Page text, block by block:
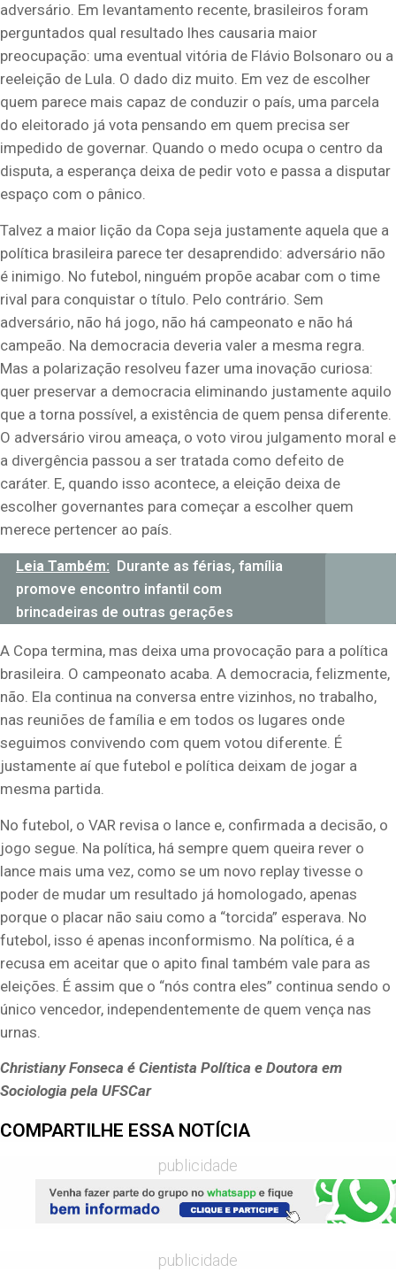
adversário. Em levantamento recente, brasileiros foram
perguntados qual resultado lhes causaria maior
preocupação: uma eventual vitória de Flávio Bolsonaro ou a
reeleição de Lula. O dado diz muito. Em vez de escolher
quem parece mais capaz de conduzir o país, uma parcela
do eleitorado já vota pensando em quem precisa ser
impedido de governar. Quando o medo ocupa o centro da
disputa, a esperança deixa de pedir voto e passa a disputar
espaço com o pânico.
Talvez a maior lição da Copa seja justamente aquela que a
política brasileira parece ter desaprendido: adversário não
é inimigo. No futebol, ninguém propõe acabar com o time
rival para conquistar o título. Pelo contrário. Sem
adversário, não há jogo, não há campeonato e não há
campeão. Na democracia deveria valer a mesma regra.
Mas a polarização resolveu fazer uma inovação curiosa:
quer preservar a democracia eliminando justamente aquilo
que a torna possível, a existência de quem pensa diferente.
O adversário virou ameaça, o voto virou julgamento moral e
a divergência passou a ser tratada como defeito de
caráter. E, quando isso acontece, a eleição deixa de
escolher governantes para começar a escolher quem
merece pertencer ao país.
Leia Também:
Durante as férias, família
promove encontro infantil com
brincadeiras de outras gerações
A Copa termina, mas deixa uma provocação para a política
brasileira. O campeonato acaba. A democracia, felizmente,
não. Ela continua na conversa entre vizinhos, no trabalho,
nas reuniões de família e em todos os lugares onde
seguimos convivendo com quem votou diferente. É
justamente aí que futebol e política deixam de jogar a
mesma partida.
No futebol, o VAR revisa o lance e, confirmada a decisão, o
jogo segue. Na política, há sempre quem queira rever o
lance mais uma vez, como se um novo replay tivesse o
poder de mudar um resultado já homologado, apenas
porque o placar não saiu como a “torcida” esperava. No
futebol, isso é apenas inconformismo. Na política, é a
recusa em aceitar que o apito final também vale para as
eleições. É assim que o “nós contra eles” continua sendo o
único vencedor, independentemente de quem vença nas
urnas.
Christiany Fonseca é Cientista Política e Doutora em
Sociologia pela UFSCar
COMPARTILHE ESSA NOTÍCIA
publicidade
publicidade